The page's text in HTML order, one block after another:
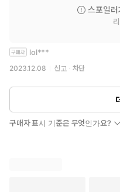
스포일
lol***
2023.12.08 신고 차단
구매자 표시 기준은 무엇인가요?